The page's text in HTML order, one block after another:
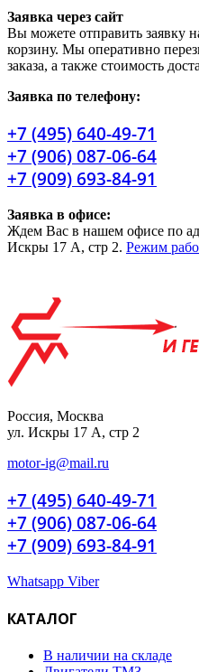
Заявка через сайт
Вы можете отправить заявку
корзину. Мы оперативно
заказа, а также стоимость
Заявка по телефону:
+7 (495) 640-49-71
+7 (906) 087-06-64
+7 (909) 693-84-91
Заявка в офисе:
Ждем Вас в нашем офисе по
Искры 17 А, стр 2. Режим
Россия, Москва
ул. Искры 17 А, стр 2
motor-ig@mail.ru
+7 (495) 640-49-71
+7 (906) 087-06-64
+7 (909) 693-84-91
Whatsapp Viber
КАТАЛОГ
В наличии на складе